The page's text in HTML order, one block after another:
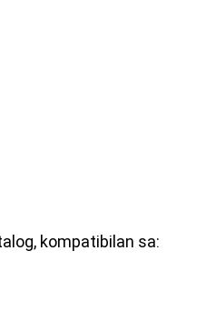
kompatibilan sa: